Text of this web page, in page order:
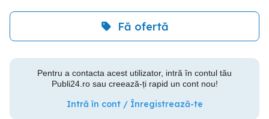
Fă ofertă
Pentru a contacta acest utilizator, intră în contul tău
Publi24.ro sau creează-ți rapid un cont nou!
Intră în cont / Înregistrează-te